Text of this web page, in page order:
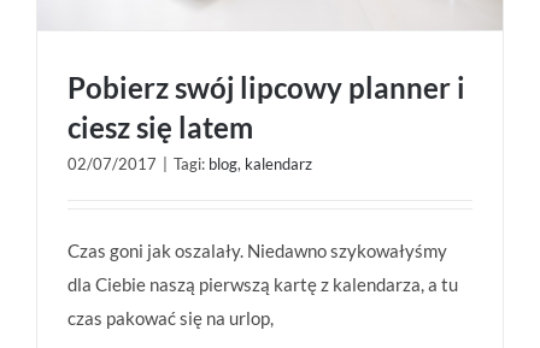
Pobierz swój lipcowy planner i
ciesz się latem
02/07/2017 Tagi: blog, kalendarz
Czas goni jak oszalały. Niedawno szykowałyśmy
dla Ciebie naszą pierwszą kartę z kalendarza, a tu
czas pakować się na urlop,